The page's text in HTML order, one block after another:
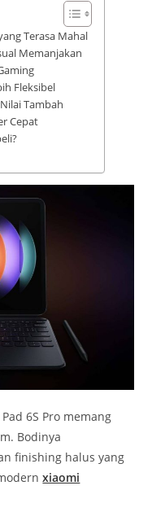
Terasa Mahal
Memanjakan
Fleksibel
Tambah
Cepat
6S Pro memang
Bodinya
finishing halus yang
xiaomi